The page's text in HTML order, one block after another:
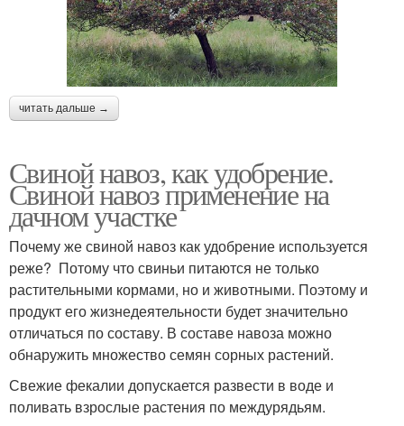
читать дальше →
Свиной навоз, как удобрение.
Свиной навоз применение на
дачном участке
Почему же свиной навоз как удобрение используется
реже? Потому что свиньи питаются не только
растительными кормами, но и животными. Поэтому и
продукт его жизнедеятельности будет значительно
отличаться по составу. В составе навоза можно
обнаружить множество семян сорных растений.
Свежие фекалии допускается развести в воде и
поливать взрослые растения по междурядьям.